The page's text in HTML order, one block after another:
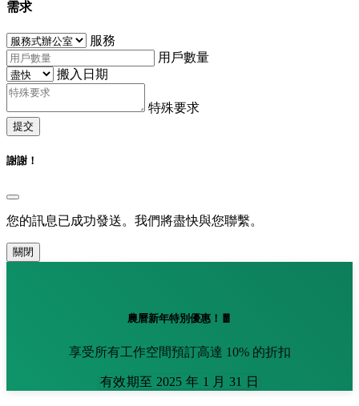
需求
服務
用戶數量
搬入日期
特殊要求
提交
謝謝！
您的訊息已成功發送。我們將盡快與您聯繫。
關閉
農曆新年特別優惠！🧧
享受所有工作空間預訂高達 10% 的折扣
有效期至 2025 年 1 月 31 日